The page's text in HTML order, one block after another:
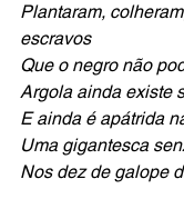
Plantaram,
escravos
Que o negro não
Argola ainda existe
E ainda é apátrida
Uma gigantesca
Nos dez de galope